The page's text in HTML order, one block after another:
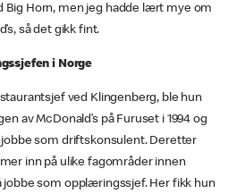
Big Horn, men jeg hadde lært mye om
så det gikk fint.
i Norge
ved Klingenberg, ble hun
av McDonald’s på Furuset i 1994 og
som driftskonsulent. Deretter
inn på ulike fagområder innen
som opplæringssjef. Her fikk hun